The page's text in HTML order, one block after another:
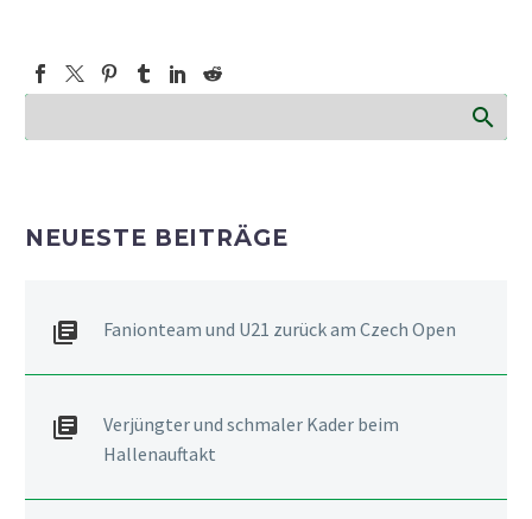
NEUESTE BEITRÄGE
Fanionteam und U21 zurück am Czech Open
Verjüngter und schmaler Kader beim
Hallenauftakt